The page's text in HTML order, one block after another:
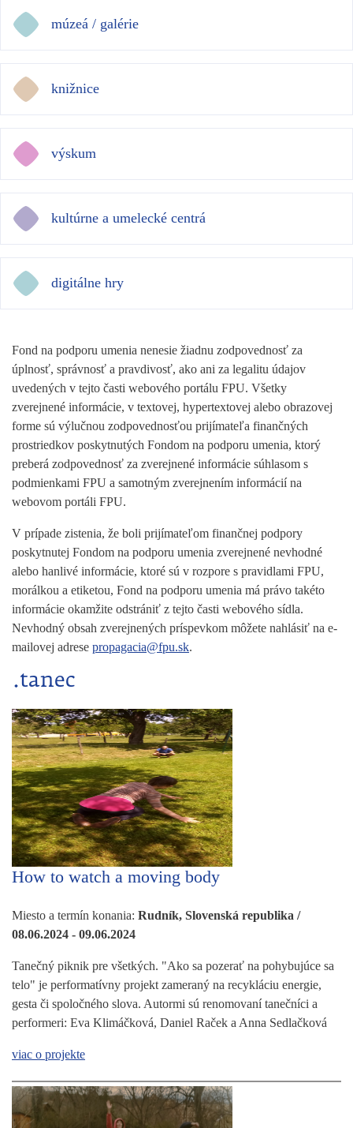
múzeá / galérie
knižnice
výskum
kultúrne a umelecké centrá
digitálne hry
Fond na podporu umenia nenesie žiadnu zodpovednosť za
úplnosť, správnosť a pravdivosť, ako ani za legalitu údajov
uvedených v tejto časti webového portálu FPU. Všetky
zverejnené informácie, v textovej, hypertextovej alebo obrazovej
forme sú výlučnou zodpovednosťou prijímateľa finančných
prostriedkov poskytnutých Fondom na podporu umenia, ktorý
preberá zodpovednosť za zverejnené informácie súhlasom s
podmienkami FPU a samotným zverejnením informácií na
webovom portáli FPU.
V prípade zistenia, že boli prijímateľom finančnej podpory
poskytnutej Fondom na podporu umenia zverejnené nevhodné
alebo hanlivé informácie, ktoré sú v rozpore s pravidlami FPU,
morálkou a etiketou, Fond na podporu umenia má právo takéto
informácie okamžite odstrániť z tejto časti webového sídla.
Nevhodný obsah zverejnených príspevkom môžete nahlásiť na e-
mailovej adrese propagacia@fpu.sk.
.tanec
How to watch a moving body
Miesto a termín konania: Rudník, Slovenská republika /
08.06.2024 - 09.06.2024
Tanečný piknik pre všetkých. "Ako sa pozerať na pohybujúce sa
telo" je performatívny projekt zameraný na recykláciu energie,
gesta či spoločného slova. Autormi sú renomovaní tanečníci a
performeri: Eva Klimáčková, Daniel Raček a Anna Sedlačková
viac o projekte